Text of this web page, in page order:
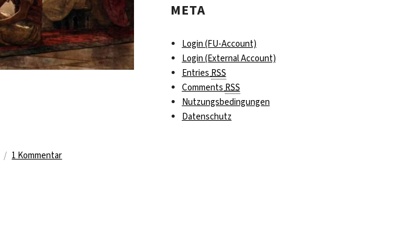
1 Kommentarzu
META
Login (FU-Account)
Login (External Account)
Entries RSS
Comments RSS
Nutzungsbedingungen
Datenschutz